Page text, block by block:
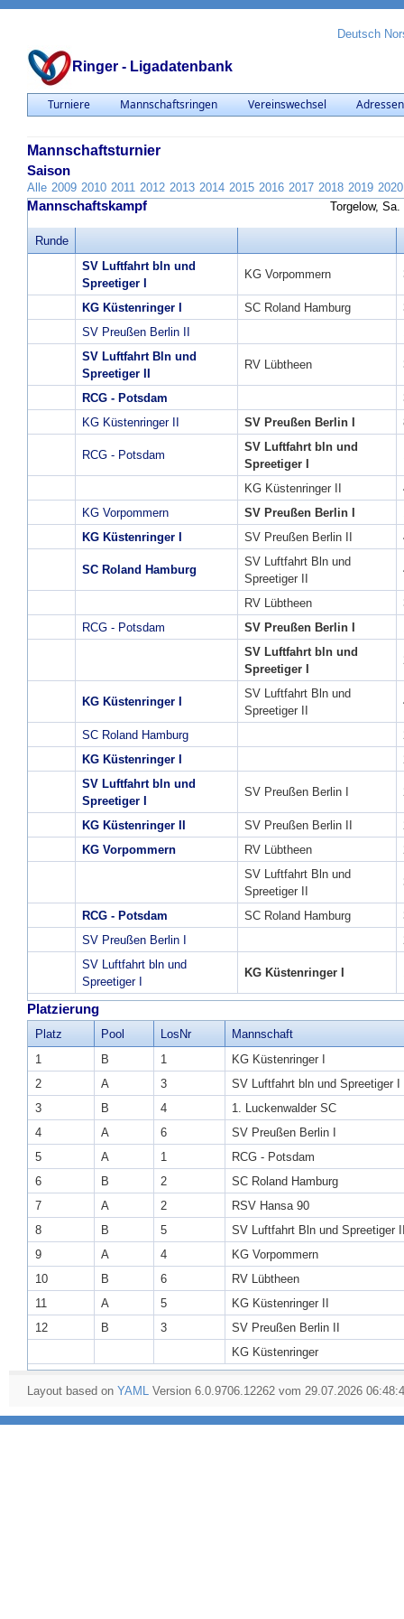
Ringer - Ligadatenbank
Deutsch
Turniere Mannschaftsringen Vereinswechsel Adressen
Mannschaftsturnier
Saison
Alle 2009 2010 2011 2012 2013 2014 2015 2016 2017 2018 2019 2020
Mannschaftskampf Torgelow, Sa.
Runde
SV Luftfahrt bln und
Spreetiger I
KG Vorpommern
KG Küstenringer I SC Roland Hamburg
SV Preußen Berlin II
SV Luftfahrt Bln und
Spreetiger II
RV Lübtheen
RCG - Potsdam
KG Küstenringer II
SV Preußen Berlin I
RCG - Potsdam
SV Luftfahrt bln und
Spreetiger I
KG Küstenringer II
KG Vorpommern
SV Preußen Berlin I
KG Küstenringer I
SV Preußen Berlin II
SC Roland Hamburg
SV Luftfahrt Bln und
Spreetiger II
RV Lübtheen
RCG - Potsdam
SV Preußen Berlin I
SV Luftfahrt bln und
Spreetiger I
KG Küstenringer I
SV Luftfahrt Bln und
Spreetiger II
SC Roland Hamburg
KG Küstenringer I
SV Luftfahrt bln und
Spreetiger I
SV Preußen Berlin I
KG Küstenringer II SV Preußen Berlin II
KG Vorpommern
RV Lübtheen
SV Luftfahrt Bln und
Spreetiger II
RCG - Potsdam SC Roland Hamburg
SV Preußen Berlin I
SV Luftfahrt bln und
Spreetiger I
KG Küstenringer I
Platzierung
Platz Pool LosNr
Mannschaft
1
B 1
KG Küstenringer I
2
A 3
SV Luftfahrt bln und Spreetiger I
3
B 4
1. Luckenwalder SC
4
A 6
SV Preußen Berlin I
5
A 1
RCG - Potsdam
6
B 2
SC Roland Hamburg
7
A 2
RSV Hansa 90
8
B 5
SV Luftfahrt Bln und Spreetiger
9
A 4
KG Vorpommern
10
B 6
RV Lübtheen
11
A 5
KG Küstenringer II
12
B 3
SV Preußen Berlin II
KG Küstenringer
Layout based on YAML Version 6.0.9706.12262 vom 29.07.2026